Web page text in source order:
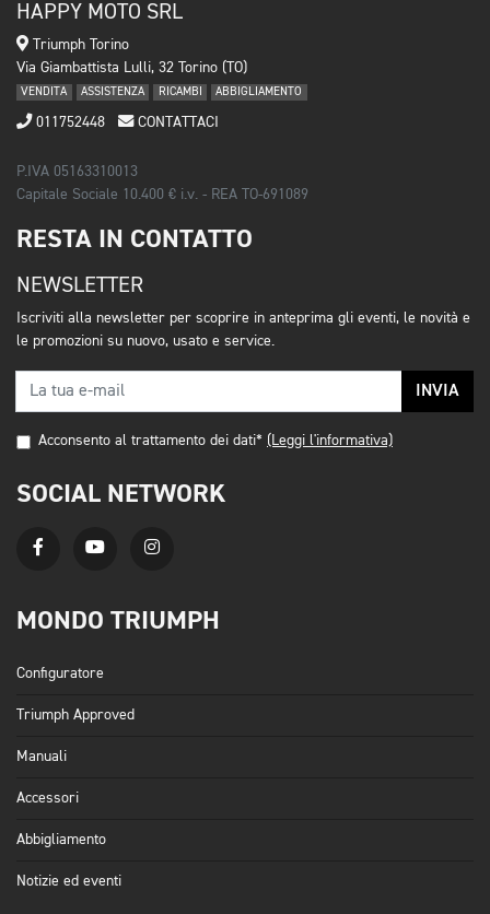
HAPPY MOTO SRL
Triumph Torino
Via Giambattista Lulli, 32 Torino (TO)
VENDITA ASSISTENZA RICAMBI ABBIGLIAMENTO
011752448 CONTATTACI
P.IVA 05163310013
Capitale Sociale 10.400 € i.v. - REA TO-691089
RESTA IN CONTATTO
NEWSLETTER
Iscriviti alla newsletter per scoprire in anteprima gli eventi, le novità e
le promozioni su nuovo, usato e service.
INVIA
Acconsento al trattamento dei dati* (Leggi l'informativa)
SOCIAL NETWORK
MONDO TRIUMPH
Configuratore
Triumph Approved
Manuali
Accessori
Abbigliamento
Notizie ed eventi